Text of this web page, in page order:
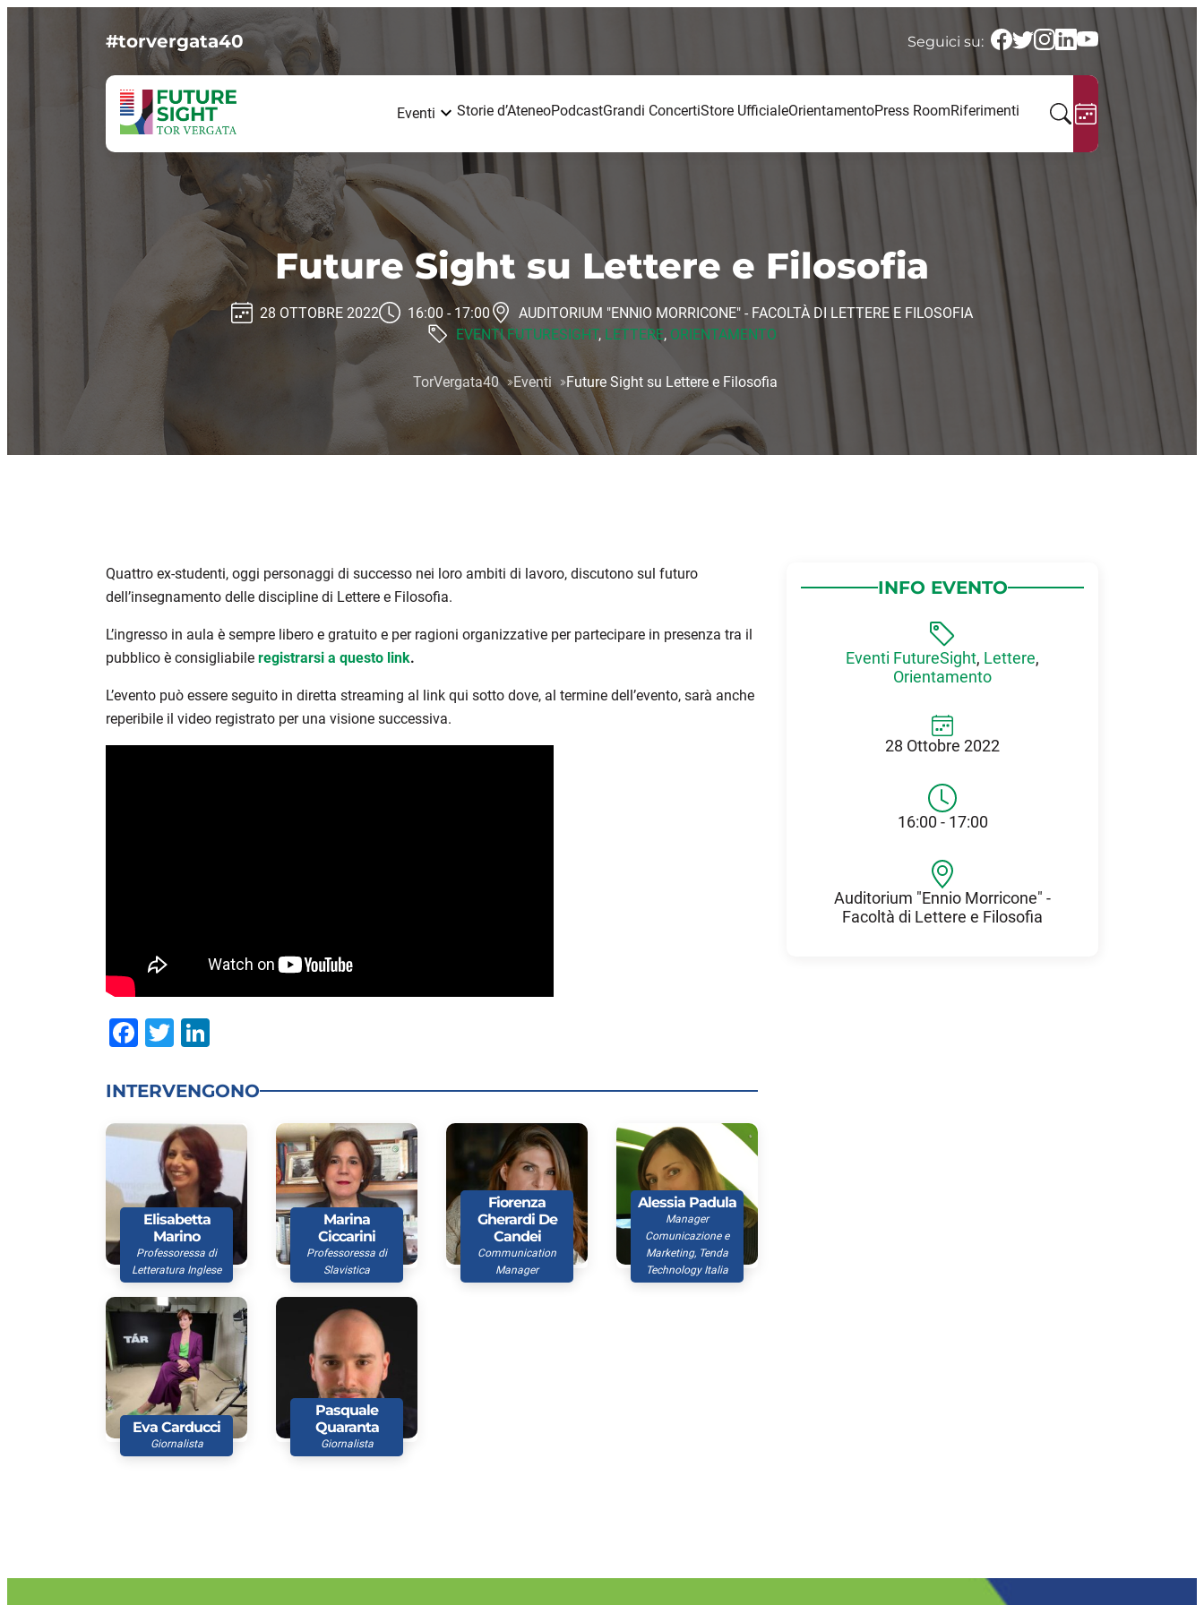
#torvergata40 Seguici su:
Eventi Storie d’AteneoPodcastGrandi ConcertiStore UfficialeOrientamentoPress RoomRiferimenti
Future Sight su Lettere e Filosofia
28 OTTOBRE 2022 16:00 - 17:00
AUDITORIUM "ENNIO MORRICONE" - FACOLTÀ DI LETTERE E FILOSOFIA
EVENTI FUTURESIGHT, LETTERE, ORIENTAMENTO
TorVergata40 Eventi Future Sight su Lettere e Filosofia
Quattro ex-studenti, oggi personaggi di successo nei loro ambiti di lavoro, discutono sul futuro
dell’insegnamento delle discipline di Lettere e Filosofia.
L’ingresso in aula è sempre libero e gratuito e per ragioni organizzative per partecipare in presenza tra il
pubblico è consigliabile registrarsi a questo link.
L’evento può essere seguito in diretta streaming al link qui sotto dove, al termine dell’evento, sarà anche
reperibile il video registrato per una visione successiva.
Facebook
Twitter
INTERVENGONO
Elisabetta
Marino
Professoressa di
Letteratura Inglese
Marina
Ciccarini
Professoressa di
Slavistica
Fiorenza
Gherardi De
Candei
Communication
Manager
Alessia Padula
Manager
Comunicazione e
Marketing, Tenda
Technology Italia
Eva Carducci
Giornalista
Pasquale
Quaranta
Giornalista
INFO EVENTO
Eventi FutureSight, Lettere,
Orientamento
28 Ottobre 2022
16:00 - 17:00
Auditorium "Ennio Morricone" -
Facoltà di Lettere e Filosofia